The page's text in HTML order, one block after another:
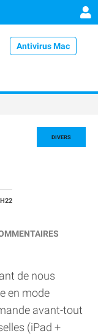
Antivirus Mac
DIVERS
de nous
en mode
avant-tout
(iPad +